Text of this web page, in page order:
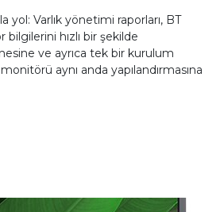
yol: Varlık yönetimi raporları, BT
hızlı bir şekilde
ve ayrıca tek bir kurulum
aynı anda yapılandırmasına